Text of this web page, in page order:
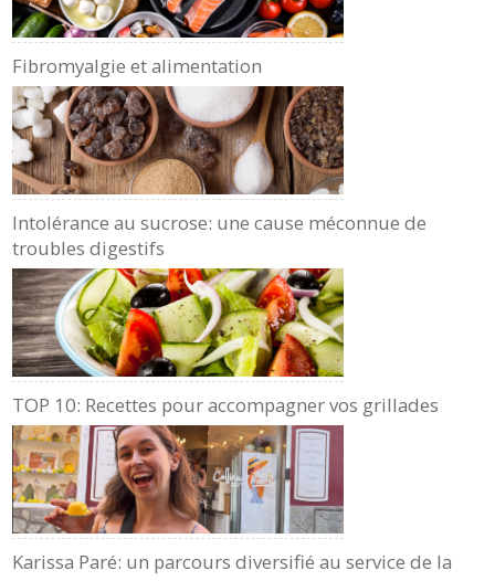
Fibromyalgie et alimentation
Intolérance au sucrose: une cause méconnue de
troubles digestifs
TOP 10: Recettes pour accompagner vos grillades
Karissa Paré: un parcours diversifié au service de la